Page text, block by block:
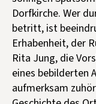
Dorfkirche. Wer
betritt, ist
Erhabenheit, der
Rita Jung, die
eines bebilderten
aufmerksam